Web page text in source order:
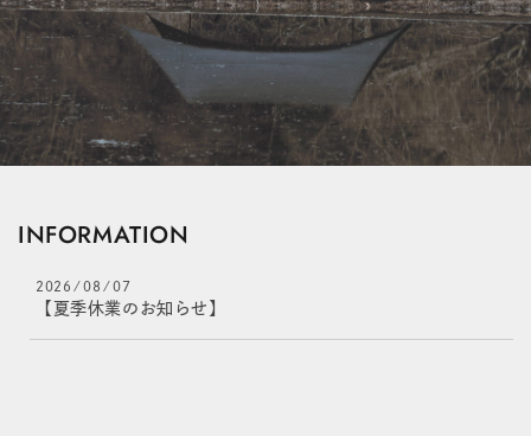
INFORMATION
2026 ⁄ 08 ⁄ 07
【夏季休業のお知らせ】